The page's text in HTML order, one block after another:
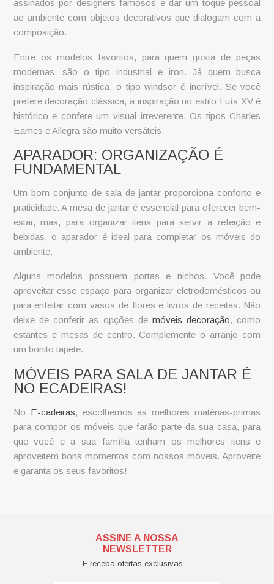
assinados por designers famosos e dar um toque pessoal
ao ambiente com objetos decorativos que dialogam com a
composição.
Entre os modelos favoritos, para quem gosta de peças
modernas, são o tipo industrial e iron. Já quem busca
inspiração mais rústica, o tipo windsor é incrível. Se você
prefere decoração clássica, a inspiração no estilo Luís XV é
histórico e confere um visual irreverente. Os tipos Charles
Eames e Allegra são muito versáteis.
APARADOR: ORGANIZAÇÃO É
FUNDAMENTAL
Um bom conjunto de sala de jantar proporciona conforto e
praticidade. A mesa de jantar é essencial para oferecer bem-
estar, mas, para organizar itens para servir a refeição e
bebidas, o aparador é ideal para completar os móveis do
ambiente.
Alguns modelos possuem portas e nichos. Você pode
aproveitar esse espaço para organizar eletrodomésticos ou
para enfeitar com vasos de flores e livros de receitas. Não
deixe de conferir as opções de móveis decoração, como
estantes e mesas de centro. Complemente o arranjo com
um bonito tapete.
MÓVEIS PARA SALA DE JANTAR É
NO ECADEIRAS!
No E-cadeiras, escolhemos as melhores matérias-primas
para compor os móveis que farão parte da sua casa, para
que você e a sua família tenham os melhores itens e
aproveitem bons momentos com nossos móveis. Aproveite
e garanta os seus favoritos!
ASSINE A NOSSA
NEWSLETTER
E receba ofertas exclusivas